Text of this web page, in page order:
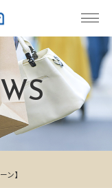
ン】